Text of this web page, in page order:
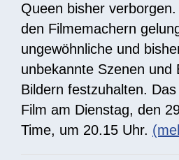
Queen bisher
den Filmemachern
ungewöhnliche und
unbekannte Szenen und
Bildern festzuhalten.
Film am Dienstag, den
Time, um 20.15 Uhr.